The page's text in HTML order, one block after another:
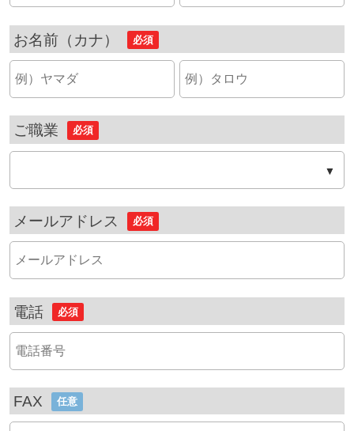
お名前（カナ） 必須
ご職業 必須
メールアドレス 必須
電話 必須
FAX 任意